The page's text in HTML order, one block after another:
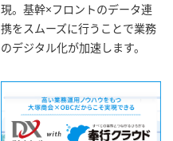
現。基幹×フロントのデータ連
携をスムーズに行うことで業務
のデジタル化が加速します。